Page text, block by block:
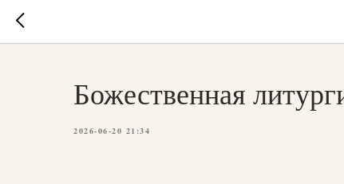
Божественная
2026-06-20 21:34